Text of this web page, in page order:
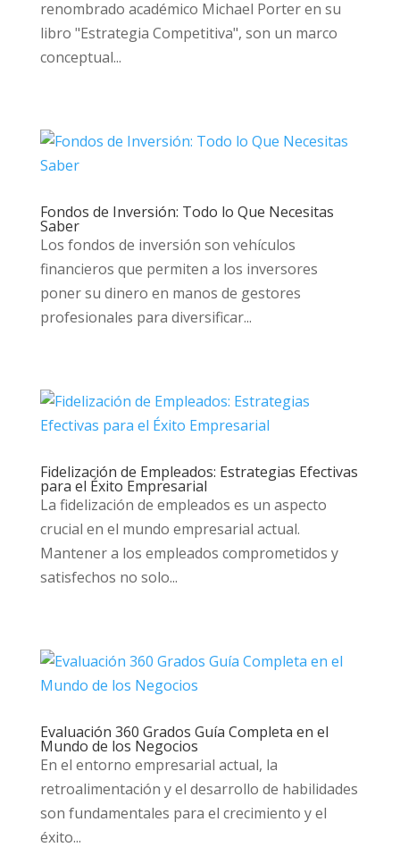
renombrado académico Michael Porter en su
libro "Estrategia Competitiva", son un marco
conceptual...
Fondos de Inversión: Todo lo Que Necesitas
Saber
Los fondos de inversión son vehículos
financieros que permiten a los inversores
poner su dinero en manos de gestores
profesionales para diversificar...
Fidelización de Empleados: Estrategias Efectivas
para el Éxito Empresarial
La fidelización de empleados es un aspecto
crucial en el mundo empresarial actual.
Mantener a los empleados comprometidos y
satisfechos no solo...
Evaluación 360 Grados Guía Completa en el
Mundo de los Negocios
En el entorno empresarial actual, la
retroalimentación y el desarrollo de habilidades
son fundamentales para el crecimiento y el
éxito...